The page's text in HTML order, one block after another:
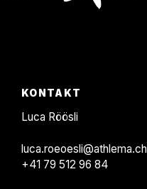
F
o
t
KONTAKT
Luca Röösli
luca.roeoesli@athlema.ch
+41 79 512 96 84